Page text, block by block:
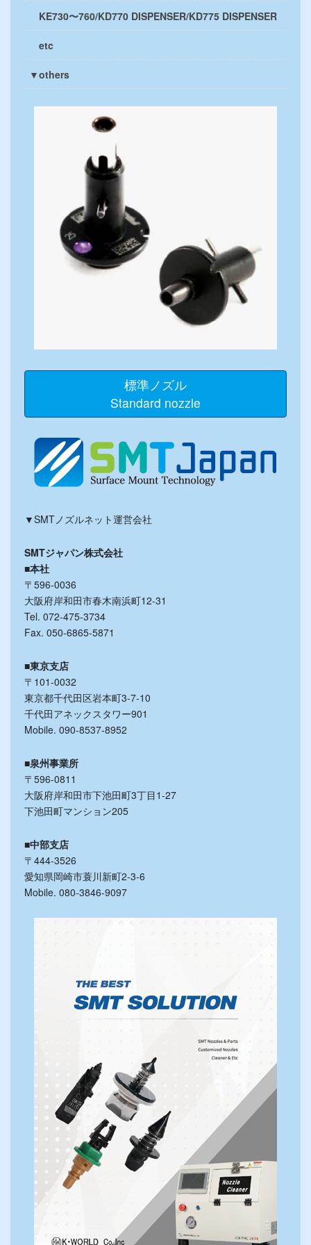
KE730〜760/KD770 DISPENSER/KD775 DISPENSER
etc
▼others
標準ノズル
Standard nozzle
▼SMTノズルネット運営会社
SMTジャパン株式会社
■本社
〒596-0036
大阪府岸和田市春木南浜町12-31
Tel. 072-475-3734
Fax. 050-6865-5871
■東京支店
〒101-0032
東京都千代田区岩本町3-7-10
千代田アネックスタワー901
Mobile. 090-8537-8952
■泉州事業所
〒596-0811
大阪府岸和田市下池田町3丁目1-27
下池田町マンション205
■中部支店
〒444-3526
愛知県岡崎市蓑川新町2-3-6
Mobile. 080-3846-9097